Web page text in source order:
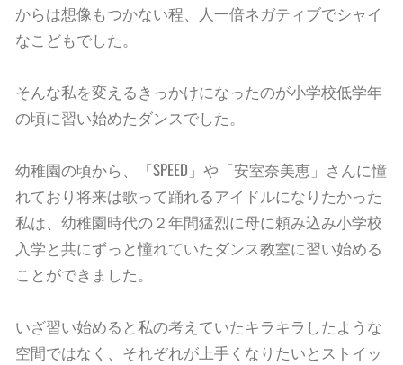
からは想像もつかない程、人一倍ネガティブでシャイ
なこどもでした。
そんな私を変えるきっかけになったのが小学校低学年
の頃に習い始めたダンスでした。
幼稚園の頃から、「SPEED」や「安室奈美恵」さんに憧
れており将来は歌って踊れるアイドルになりたかった
私は、幼稚園時代の２年間猛烈に母に頼み込み小学校
入学と共にずっと憧れていたダンス教室に習い始める
ことができました。
いざ習い始めると私の考えていたキラキラしたような
空間ではなく、それぞれが上手くなりたいとストイッ